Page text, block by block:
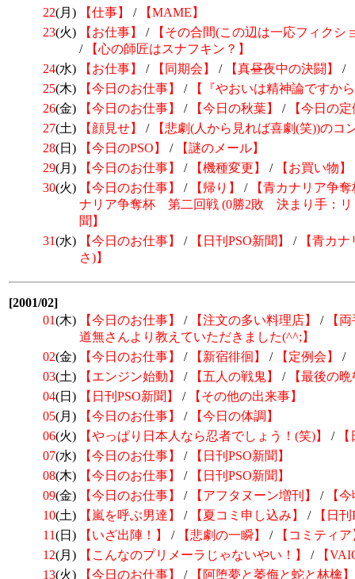
22(月) 【仕事】 /
【MAME】
23(火) 【お仕事】 /
【その合間(この辺は一応フィクシ
/
【心の師匠はスナフキン？】
24(水) 【お仕事】 / 【同期会】 / 【真昼夜中の決闘】 /
25(木) 【今日のお仕事】 /
【『やおいは精神論ですか
26(金) 【今日のお仕事】 / 【今日の秋葉】 /
【今日の
27(土) 【顔見せ】 /
【悲劇(人から見れば喜劇(笑))のコ
28(日) 【今日のPSO】 /
【謎のメール】
29(月) 【今日のお仕事】 / 【機種変更】 / 【お買い物】
30(火) 【今日のお仕事】 / 【帰り】 /
【青カナリア争
ナリア争奪杯 第二回戦 (0勝2敗 決まり手：リ
聞】
31(水) 【今日のお仕事】 / 【日刊PSO新聞】 /
【青カ
さ)】
[2001/02]
01(木) 【今日のお仕事】 / 【注文の多い料理店】 /
【
道無さんより教えていただきました(^^;】
02(金) 【今日のお仕事】 / 【新宿徘徊】 / 【定例会】 /
03(土) 【エンジン始動】 / 【五人の戦鬼】 /
【最後の
04(日) 【日刊PSO新聞】 /
【その他の出来事】
05(月) 【今日のお仕事】 /
【今日の体調】
06(火) 【やっぱり日本人なら忍者でしょう！(笑)】 /
07(水) 【今日のお仕事】 /
【日刊PSO新聞】
08(木) 【今日のお仕事】 /
【日刊PSO新聞】
09(金) 【今日のお仕事】 / 【アフタヌーン増刊】 /
【
10(土) 【嵐を呼ぶ男達】 / 【夏コミ申し込み】 /
【日
11(日) 【いざ出陣！】 / 【悲劇の一瞬】 /
【コミティア
12(月) 【こんなのプリメーラじゃないやい！】 /
【
13(火) 【今日のお仕事】 /
【阿堕夢と萎侮と蛇と林檎】